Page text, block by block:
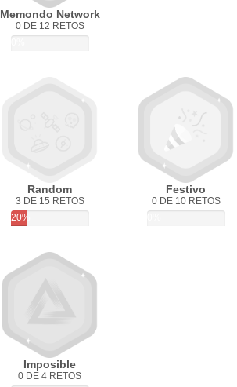
Memondo Network
0 DE 12 RETOS
Random
3 DE 15 RETOS
20%
Festivo
0 DE 10 RETOS
Imposible
0 DE 4 RETOS